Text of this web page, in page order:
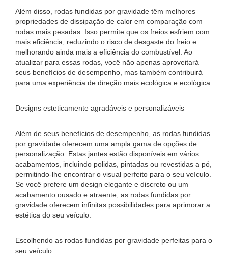
Além disso, rodas fundidas por gravidade têm melhores
propriedades de dissipação de calor em comparação com
rodas mais pesadas. Isso permite que os freios esfriem com
mais eficiência, reduzindo o risco de desgaste do freio e
melhorando ainda mais a eficiência do combustível. Ao
atualizar para essas rodas, você não apenas aproveitará
seus benefícios de desempenho, mas também contribuirá
para uma experiência de direção mais ecológica e ecológica.
Designs esteticamente agradáveis ​​e personalizáveis
Além de seus benefícios de desempenho, as rodas fundidas
por gravidade oferecem uma ampla gama de opções de
personalização. Estas jantes estão disponíveis em vários
acabamentos, incluindo polidas, pintadas ou revestidas a pó,
permitindo-lhe encontrar o visual perfeito para o seu veículo.
Se você prefere um design elegante e discreto ou um
acabamento ousado e atraente, as rodas fundidas por
gravidade oferecem infinitas possibilidades para aprimorar a
estética do seu veículo.
Escolhendo as rodas fundidas por gravidade perfeitas para o
seu veículo